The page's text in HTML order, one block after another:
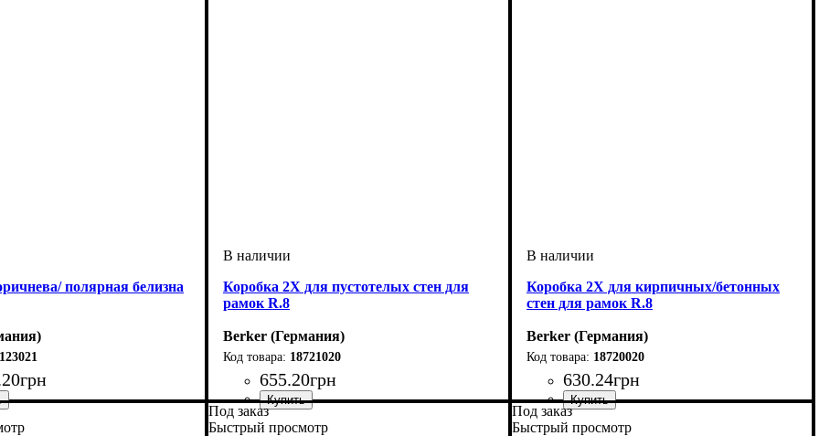
полярная белизна
20грн
рамок
Полярная белизна
Коробка 2Х для пустотелых стен для
рамок R.8
Berker (Германия)
18721020
655.20грн
Серия: R.8
Коробка 2Х для кирпичных/бетонных
стен для рамок R.8
Berker (Германия)
18720020
630.24грн
Серия: R.8
Под заказ
Быстрый просмотр
Под заказ
Быстрый просмотр